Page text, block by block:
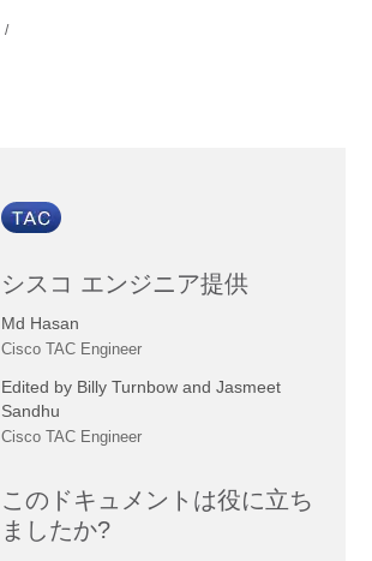
シスコ エンジニア提供
Md Hasan
Cisco TAC Engineer
Edited by Billy Turnbow and Jasmeet
Sandhu
Cisco TAC Engineer
このドキュメントは役に立ち
ましたか?